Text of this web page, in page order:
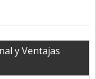
y Ventajas